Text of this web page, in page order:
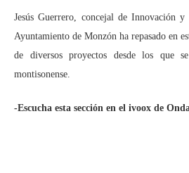
Jesús Guerrero, concejal de Innovación
Ayuntamiento de Monzón ha repasado en
de diversos proyectos desde los que
montisonense.
-Escucha esta sección en el ivoox de